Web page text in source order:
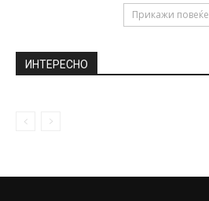
Прикажи повеќе
ИНТЕРЕСНО